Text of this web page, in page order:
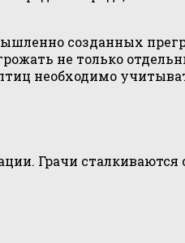
созданных
не только
необходимо
Грачи